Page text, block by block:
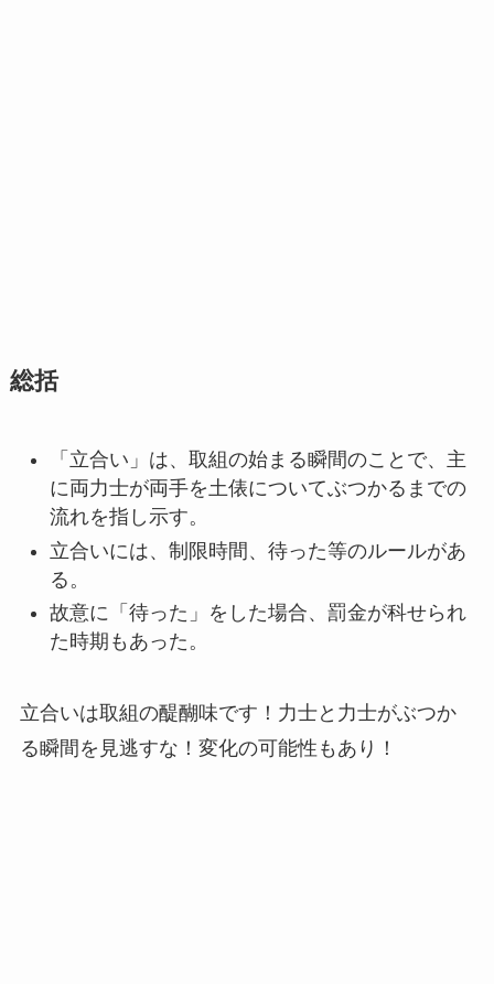
総括
「立合い」は、取組の始まる瞬間のことで、主
に両力士が両手を土俵についてぶつかるまでの
流れを指し示す。
立合いには、制限時間、待った等のルールがあ
る。
故意に「待った」をした場合、罰金が科せられ
た時期もあった。
立合いは取組の醍醐味です！力士と力士がぶつか
る瞬間を見逃すな！変化の可能性もあり！